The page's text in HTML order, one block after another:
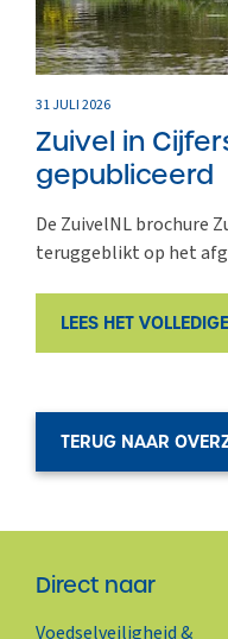
31 JULI 2026
Zuivel in
gepubliceerd
De ZuivelNL brochure
teruggeblikt op het
LEES HET
TERUG NAAR
Direct naar
Voedselveiligheid &